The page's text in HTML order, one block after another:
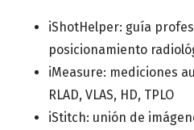
iShotHelper: guía
posicionamiento
iMeasure: mediciones
RLAD, VLAS, HD, TPLO
iStitch: unión de